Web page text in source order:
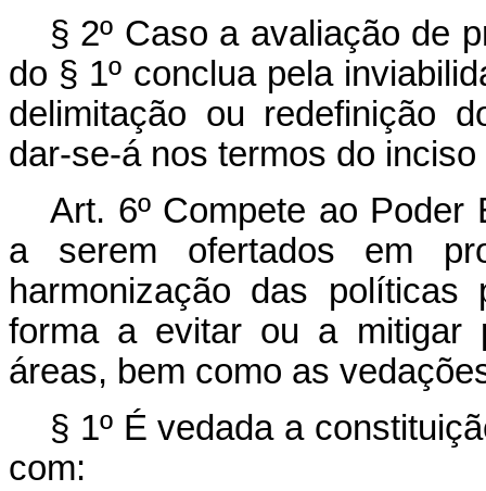
§ 2º Caso a avaliação de
do § 1º conclua pela
delimitação ou redefinição
dar-se-á nos termos do
Art. 6ºCompete ao Poder
a serem ofertados em
harmonização das
forma a evitar ou a mitigar
áreas, bem como as
§ 1º É vedada a
com: